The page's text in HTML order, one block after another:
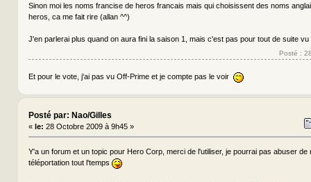
Sinon moi les noms francise de heros francais mais qui choisissent des noms
heros, ca me fait rire (allan ^^)
J'en parlerai plus quand on aura fini la saison 1, mais c'est pas pour tout de suite
Posté :
Et pour le vote, j'ai pas vu Off-Prime et je compte pas le voir
Posté par: Nao/Gilles
« le: 28 Octobre 2009 à 9h45 »
Y'a un forum et un topic pour Hero Corp, merci de l'utiliser, je pourrai pas abuser de
téléportation tout l'temps